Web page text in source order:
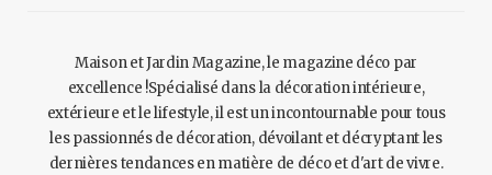
Maison et Jardin Magazine, le magazine déco par
excellence !Spécialisé dans la décoration intérieure,
extérieure et le lifestyle, il est un incontournable pour tous
les passionnés de décoration, dévoilant et décryptant les
dernières tendances en matière de déco et d'art de vivre.